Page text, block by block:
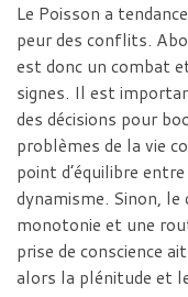
Le Poisson a
peur des conflits.
est donc un combat
signes. Il est
des décisions pour
problèmes de la vie
point d’équilibre
dynamisme. Sinon, le
monotonie et une
prise de conscience
alors la plénitude et